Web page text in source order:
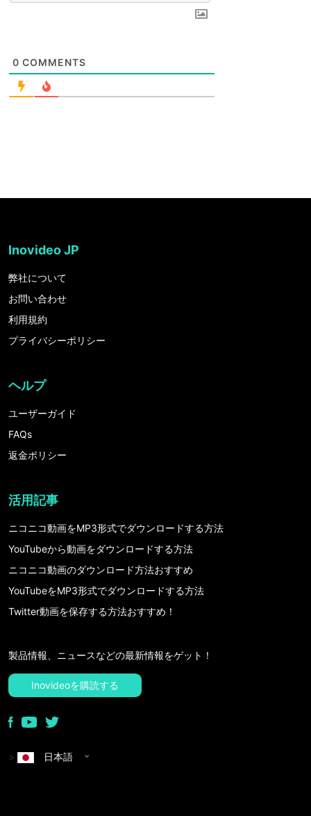
0 COMMENTS
Inovideo JP
弊社について
お問い合わせ
利用規約
プライバシーポリシー
ヘルプ
ユーザーガイド
FAQs
返金ポリシー
活用記事
ニコニコ動画をMP3形式でダウンロードする方法
YouTubeから動画をダウンロードする方法
ニコニコ動画のダウンロード方法おすすめ
YouTubeをMP3形式でダウンロードする方法
Twitter動画を保存する方法おすすめ！
製品情報、ニュースなどの最新情報をゲット！
Inovideoを購読する
> 日本語